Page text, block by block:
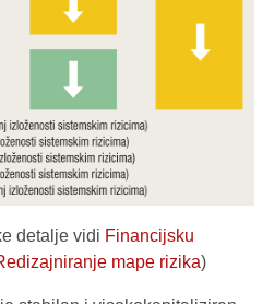
detalje vidi Financijsku
mape rizika)